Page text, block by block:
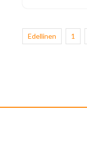
Edellinen 1